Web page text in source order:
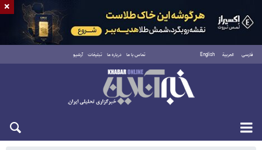
فارسی العربية English تماس با ما درباره ما تبلیغات آرشیو
پنجشنبه ۱۵ مرداد ۱۴۰۵
×